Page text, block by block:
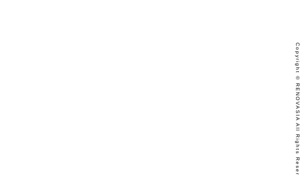
Copyright © RENOVASIA All Rights Reserved.